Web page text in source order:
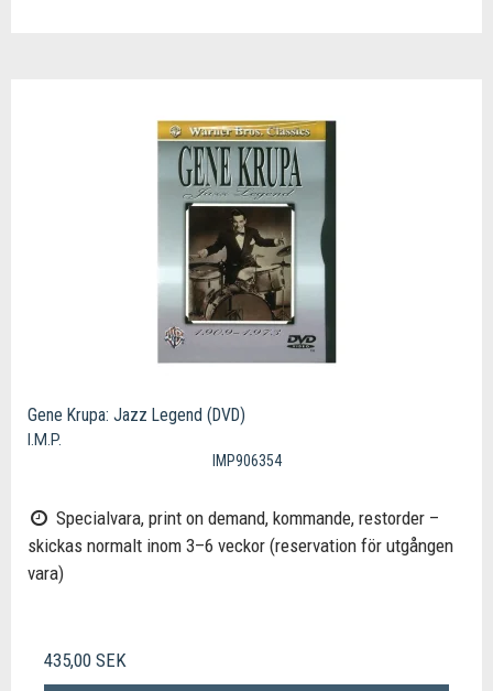
Gene Krupa: Jazz Legend (DVD)
I.M.P.
IMP906354
Specialvara, print on demand, kommande, restorder –
skickas normalt inom 3–6 veckor (reservation för utgången
vara)
435,00 SEK